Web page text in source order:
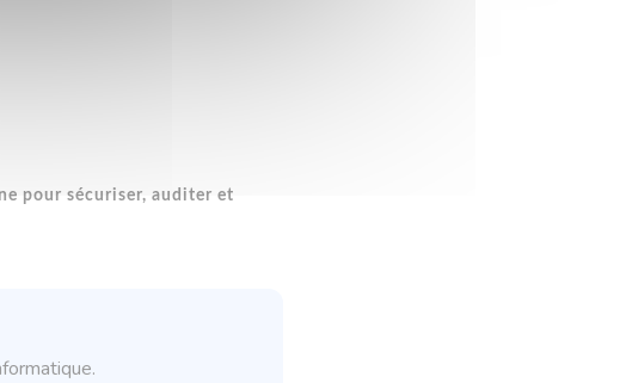
pour sécuriser, auditer et